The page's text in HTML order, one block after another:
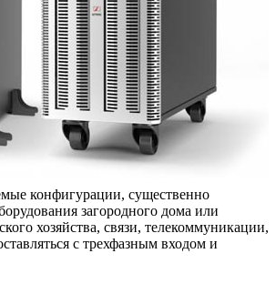
конфигурации, существенно
загородного дома или
хозяйства, связи, телекоммуникации,
с трехфазным входом и